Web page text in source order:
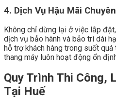
4. Dịch Vụ Hậu Mãi
Không chỉ dừng lại ở việc lắp
dịch vụ bảo hành và bảo trì dài
hỗ trợ khách hàng trong suốt
thang máy luôn hoạt động ổn
Quy Trình Thi Công,
Tại Huế